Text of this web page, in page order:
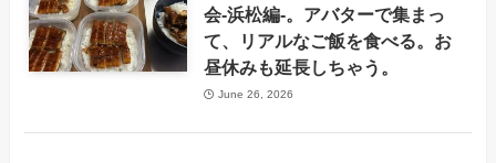
会-浜松編-。アバターで集まっ
て、リアルなご飯を食べる。お
昼休みも延長しちゃう。
June 26, 2026